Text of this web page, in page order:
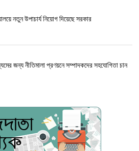
নতুন উপাচার্য নিয়োগ দিয়েছে সরকার
জন্য নীতিমালা প্রণয়নে সম্পাদকদের সহযোগিতা চান